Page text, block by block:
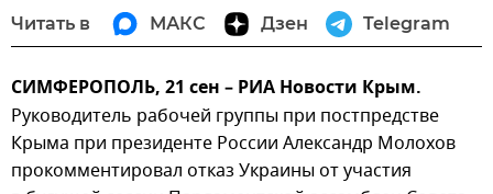
Читать в МАКС Дзен Telegram
СИМФЕРОПОЛЬ, 21 сен – РИА Новости Крым.
Руководитель рабочей группы при постпредстве
Крыма при президенте России Александр Молохов
прокомментировал отказ Украины от участия